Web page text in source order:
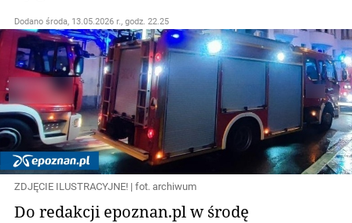
Dodano środa, 13.05.2026 r., godz. 22.25
ZDJĘCIE ILUSTRACYJNE! | fot. archiwum
Do redakcji epoznan.pl w środę